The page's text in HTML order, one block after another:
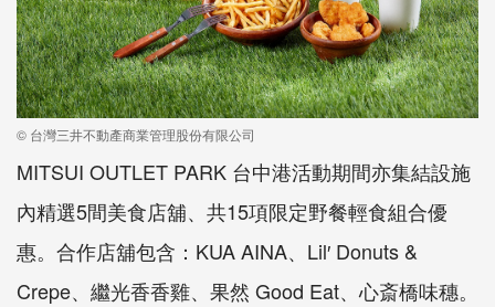
© 台灣三井不動產商業管理股份有限公司
MITSUI OUTLET PARK 台中港活動期間亦集結設施
內精選5間美食店舖、共15項限定野餐輕食組合優
惠。合作店舖包含：KUA AINA、Lil′ Donuts &
Crepe、繼光香香雞、果然 Good Eat、心斎橋味穗。